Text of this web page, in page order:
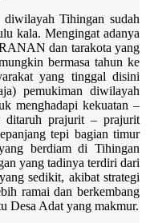
Tihingan sudah
kala. Mengingat adanya
dan tarakota yang
bermasa tahun ke
yang tinggal disini
pemukiman diwilayah
menghadapi kekuatan –
ditaruh prajurit – prajurit
tepi bagian timur
berdiam di Tihingan
yang tadinya terdiri dari
sedikit, akibat strategi
ramai dan berkembang
Desa Adat yang makmur.